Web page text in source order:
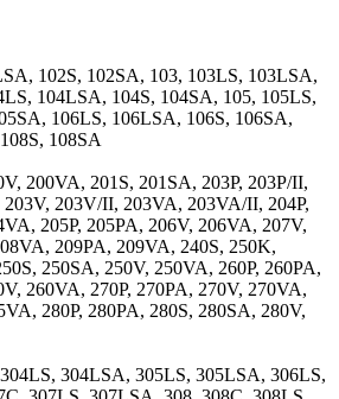
100
102S, 102SA, 103, 103LS, 103LSA,
104LSA, 104S, 104SA, 105, 105LS,
106LS, 106LSA, 106S, 106SA,
108SA
200
200VA, 201S, 201SA, 203P, 203P/II,
203V/II, 203VA, 203VA/II, 204P,
205P, 205PA, 206V, 206VA, 207V,
209PA, 209VA, 240S, 250K,
250SA, 250V, 250VA, 260P, 260PA,
260VA, 270P, 270PA, 270V, 270VA,
280P, 280PA, 280S, 280SA, 280V,
300
304LSA, 305LS, 305LSA, 306LS,